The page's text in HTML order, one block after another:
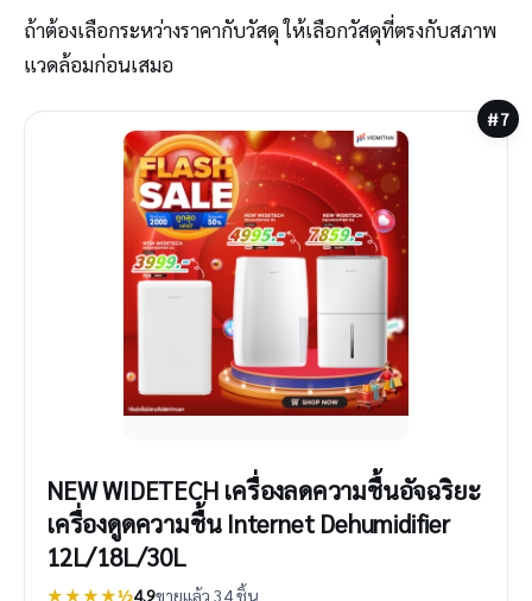
ถ้าต้องเลือกระหว่างราคากับวัสดุ ให้เลือกวัสดุที่ตรงกับสภาพ
แวดล้อมก่อนเสมอ
#7
NEW WIDETECH เครื่องลดความชื้นอัจฉริยะ
เครื่องดูดความชื้น Internet Dehumidifier
12L/18L/30L
★★★★½4.9ขายแล้ว 34 ชิ้น